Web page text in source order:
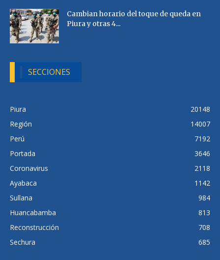
Cambian horario del toque de queda en
Piura y otras 4...
SECCIONES
Piura
20148
Región
14007
Perú
7192
Portada
3646
Coronavirus
2118
Ayabaca
1142
Sullana
984
Huancabamba
813
Reconstrucción
708
Sechura
685